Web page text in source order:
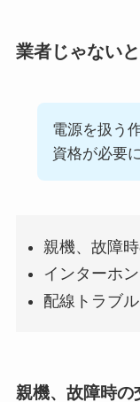
業者じゃない
電源を扱う
資格が必要
親機、故障
インターホ
配線トラブル
親機、故障時の